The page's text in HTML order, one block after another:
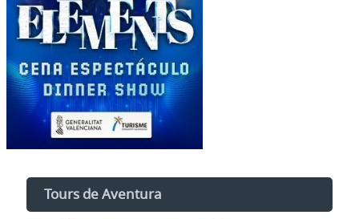
Tours de Aventura